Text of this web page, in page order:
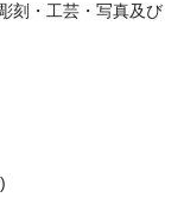
刻・工芸・写真及び